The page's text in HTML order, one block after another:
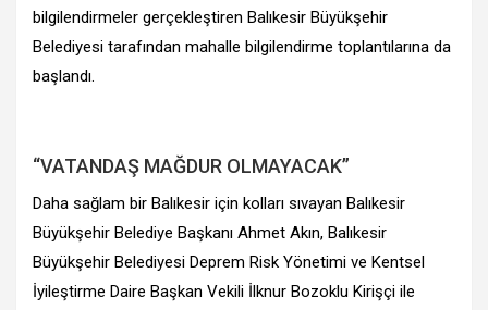
bilgilendirmeler gerçekleştiren Balıkesir Büyükşehir
Belediyesi tarafından mahalle bilgilendirme toplantılarına da
başlandı.
“VATANDAŞ MAĞDUR OLMAYACAK”
Daha sağlam bir Balıkesir için kolları sıvayan Balıkesir
Büyükşehir Belediye Başkanı Ahmet Akın, Balıkesir
Büyükşehir Belediyesi Deprem Risk Yönetimi ve Kentsel
İyileştirme Daire Başkan Vekili İlknur Bozoklu Kirişçi ile